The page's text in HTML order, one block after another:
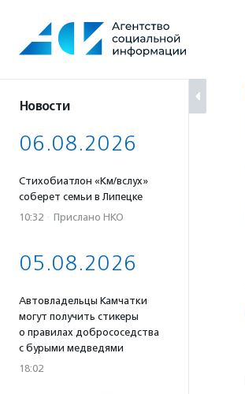
содержанию
Новости
06.08.2026
Стихобиатлон «Км/вслух»
соберет семьи в Липецке
10:32 · Прислано НКО
05.08.2026
Автовладельцы Камчатки
могут получить стикеры
о правилах добрососедства
с бурыми медведями
18:02